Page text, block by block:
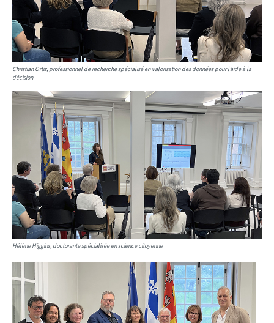
Christian Ortiz, professionnel de recherche spécialisé en valorisation des données pour l’aide à la
décision
Hélène Higgins, doctorante spécialisée en science citoyenne